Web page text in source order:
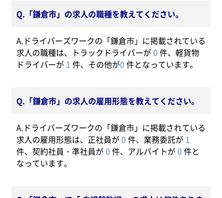
Q.「鎌倉市」の求人の職種を教えてください。
A.ドライバーズワークの「鎌倉市」に掲載されている
求人の職種は、トラックドライバーが0 件、軽貨物
ドライバーが 1 件、その他が0 件となっています。
Q.「鎌倉市」の求人の雇用形態を教えてください。
A.ドライバーズワークの「鎌倉市」に掲載されている
求人の雇用形態は、正社員が0 件、業務委託が 1
件、契約社員・準社員が0 件、アルバイトが0 件と
なっています。